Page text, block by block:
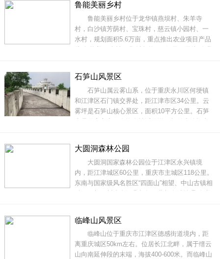
颂至今的民谣，“太公追太婆”说的就是山上的两块
大石头。太公山不算很高，最高处海拔仅仅接近
1000
鲁能美丽乡村
鲁能美丽乡村位于龙华镇燕坝村、朱羊寺
村，白沙镇芳荫村、宝珠村，慈云镇小园村、一
水村，规划面积5.6万亩，重点推出农业项目产品
代农业生产加工、有机农产品配送、高科技推广
应用、美丽乡村主题旅游度假、休闲农场等为
石笋山风景区
石笋山属云雾山系，位于重庆永川区何埂镇
和江津区石门镇交界处，距江津市区34公里。云
雾坪是石笋山核心景区，面积10平方公里。石笋
寨。平均海拔600米左右，森林覆盖率高达80％以
上，年均温只有15℃。是人们避暑消夏，回归自
然的好去
大圆洞森林公园
大圆洞国家森林公园位于江津区永兴镇境
内，距江津城区60公里，重庆市主城区118公里。
东南与国家级风名胜区“四面山”相望、中山古镇相
融，西与四川省合江县相邻，北与白沙镇“聚奎书
注入长江。大圆洞国家森林公园的森林覆盖率
95.4%。公园内有维管束植物1000多种，野生
临峰山风景区
临峰山位于重庆市江津区德感街道境内，距
离重庆城区50km左右。位居长江北畔，属于缙云
山向南延伸段的末端，海拔400-600米。而临峰山